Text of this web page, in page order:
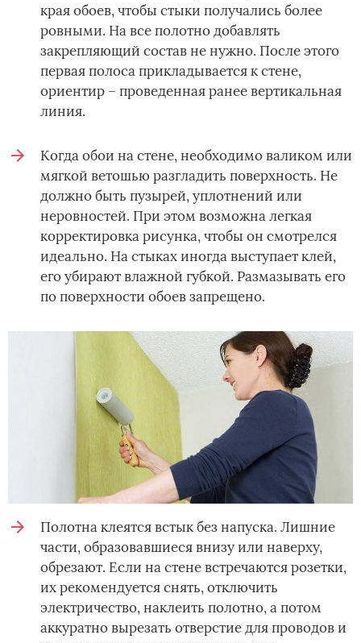
края обоев, чтобы стыки получались более
ровными. На все полотно добавлять
закрепляющий состав не нужно. После этого
первая полоса прикладывается к стене,
ориентир – проведенная ранее вертикальная
линия.
Когда обои на стене, необходимо валиком или
мягкой ветошью разгладить поверхность. Не
должно быть пузырей, уплотнений или
неровностей. При этом возможна легкая
корректировка рисунка, чтобы он смотрелся
идеально. На стыках иногда выступает клей,
его убирают влажной губкой. Размазывать его
по поверхности обоев запрещено.
Полотна клеятся встык без напуска. Лишние
части, образовавшиеся внизу или наверху,
обрезают. Если на стене встречаются розетки,
их рекомендуется снять, отключить
электричество, наклеить полотно, а потом
аккуратно вырезать отверстие для проводов и